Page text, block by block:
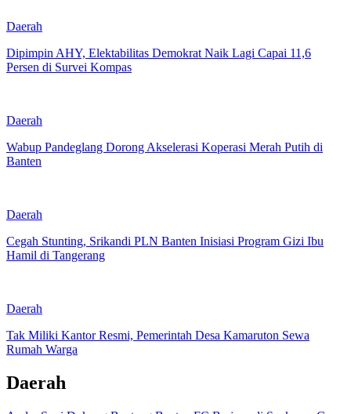
Daerah
Dipimpin AHY, Elektabilitas Demokrat Naik Lagi Capai 11,6
Persen di Survei Kompas
Daerah
Wabup Pandeglang Dorong Akselerasi Koperasi Merah Putih di
Banten
Daerah
Cegah Stunting, Srikandi PLN Banten Inisiasi Program Gizi Ibu
Hamil di Tangerang
Daerah
Tak Miliki Kantor Resmi, Pemerintah Desa Kamaruton Sewa
Rumah Warga
Daerah